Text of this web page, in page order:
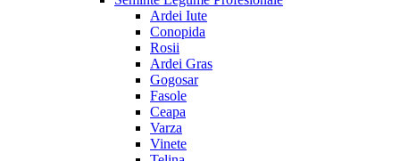
Ardei Iute
Conopida
Rosii
Ardei Gras
Gogosar
Fasole
Ceapa
Varza
Vinete